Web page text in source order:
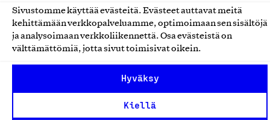
Sivustomme käyttää evästeitä. Evästeet auttavat meitä
kehittämään verkkopalveluamme, optimoimaan sen sisältöjä
ja analysoimaan verkkoliikennettä. Osa evästeistä on
välttämättömiä, jotta sivut toimisivat oikein.
Hyväksy
Kiellä
Avainlippu